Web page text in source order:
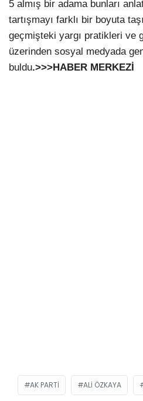
5 almış bir adama bunları
tartışmayı farklı bir boyuta
geçmişteki yargı pratikleri ve
üzerinden sosyal medyada
buldu.>>>HABER MERKEZİ
AK PARTI ALI ÖZKAYA